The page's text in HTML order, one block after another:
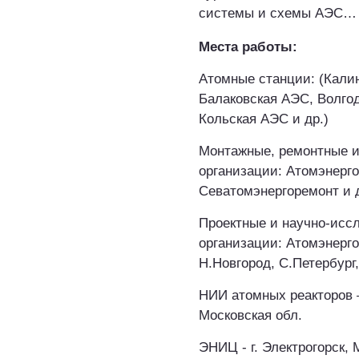
системы и схемы АЭС…
Места работы:
Атомные станции:
Балаковская АЭС,
Кольская АЭС и др.)
Монтажные, ремонтные
организации:
Севатомэнергоремонт и
Проектные и научно-
организации:
Н.Новгород,
НИИ атомных реакторов
Московская обл.
ЭНИЦ - г. Электрогорск,